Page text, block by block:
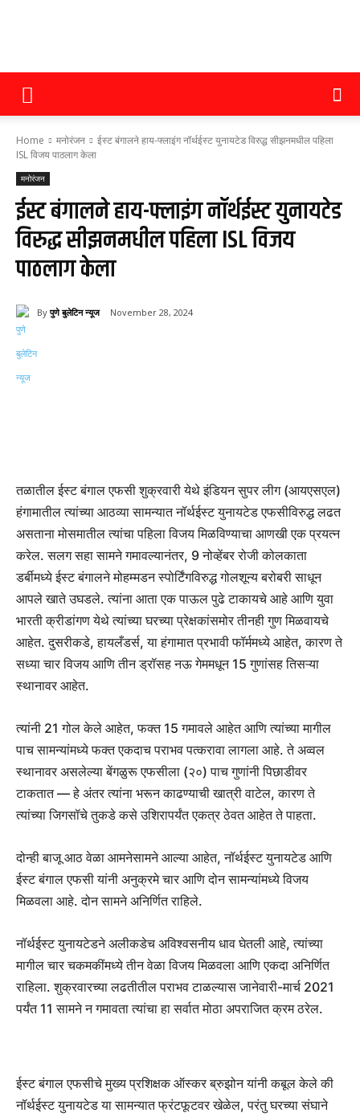
पुणे
बुलेटिन
न्यूज
Home मनोरंजन
ईस्ट बंगालने हाय-फ्लाइंग नॉर्थईस्ट युनायटेड विरुद्ध सीझनमधील पहिला
ISL विजय पाठलाग केला
मनोरंजन
ईस्ट बंगालने हाय-फ्लाइंग नॉर्थईस्ट युनायटेड
विरुद्ध सीझनमधील पहिला ISL विजय
पाठलाग केला
By पुणे बुलेटिन न्यूज November 28, 2024
तळातील ईस्ट बंगाल एफसी शुक्रवारी येथे इंडियन सुपर लीग (आयएसएल)
हंगामातील त्यांच्या आठव्या सामन्यात नॉर्थईस्ट युनायटेड एफसीविरुद्ध लढत
असताना मोसमातील त्यांचा पहिला विजय मिळविण्याचा आणखी एक प्रयत्न
करेल. सलग सहा सामने गमावल्यानंतर, 9 नोव्हेंबर रोजी कोलकाता
डर्बीमध्ये ईस्ट बंगालने मोहम्मडन स्पोर्टिंगविरुद्ध गोलशून्य बरोबरी साधून
आपले खाते उघडले. त्यांना आता एक पाऊल पुढे टाकायचे आहे आणि युवा
भारती क्रीडांगण येथे त्यांच्या घरच्या प्रेक्षकांसमोर तीनही गुण मिळवायचे
आहेत. दुसरीकडे, हायलँडर्स, या हंगामात प्रभावी फॉर्ममध्ये आहेत, कारण ते
सध्या चार विजय आणि तीन ड्रॉसह नऊ गेममधून 15 गुणांसह तिसऱ्या
स्थानावर आहेत.
त्यांनी 21 गोल केले आहेत, फक्त 15 गमावले आहेत आणि त्यांच्या मागील
पाच सामन्यांमध्ये फक्त एकदाच पराभव पत्करावा लागला आहे. ते अव्वल
स्थानावर असलेल्या बेंगळुरू एफसीला (२०) पाच गुणांनी पिछाडीवर
टाकतात — हे अंतर त्यांना भरून काढण्याची खात्री वाटेल, कारण ते
त्यांच्या जिगसॉचे तुकडे कसे उशिरापर्यंत एकत्र ठेवत आहेत ते पाहता.
दोन्ही बाजू आठ वेळा आमनेसामने आल्या आहेत, नॉर्थईस्ट युनायटेड आणि
ईस्ट बंगाल एफसी यांनी अनुक्रमे चार आणि दोन सामन्यांमध्ये विजय
मिळवला आहे. दोन सामने अनिर्णित राहिले.
नॉर्थईस्ट युनायटेडने अलीकडेच अविश्वसनीय धाव घेतली आहे, त्यांच्या
मागील चार चकमकींमध्ये तीन वेळा विजय मिळवला आणि एकदा अनिर्णित
राहिला. शुक्रवारच्या लढतीतील पराभव टाळल्यास जानेवारी-मार्च 2021
पर्यंत 11 सामने न गमावता त्यांचा हा सर्वात मोठा अपराजित क्रम ठरेल.
ईस्ट बंगाल एफसीचे मुख्य प्रशिक्षक ऑस्कर ब्रुझोन यांनी कबूल केले की
नॉर्थईस्ट युनायटेड या सामन्यात फ्रंटफूटवर खेळेल, परंतु घरच्या संघाने